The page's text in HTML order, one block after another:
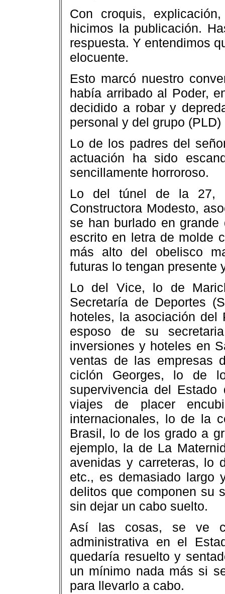
Con croquis,
hicimos la publicación.
respuesta. Y entendimos
elocuente.
Esto marcó nuestro
había arribado al Poder,
decidido a robar y
personal y del grupo
Lo de los padres del
actuación ha sido
sencillamente horroroso.
Lo del túnel de la 27,
Constructora Modesto,
se han burlado en
escrito en letra de molde
más alto del obelisco
futuras lo tengan presente
Lo del Vice, lo de
Secretaría de Deportes
hoteles, la asociación del
esposo de su
inversiones y hoteles en
ventas de las empresas
ciclón Georges, lo de
supervivencia del
viajes de placer
internacionales, lo de la
Brasil, lo de los grado a
ejemplo, la de La
avenidas y carreteras, lo
etc., es demasiado largo
delitos que componen su
sin dejar un cabo suelto.
Así las cosas, se ve
administrativa en el
quedaría resuelto y
un mínimo nada más si
para llevarlo a cabo.